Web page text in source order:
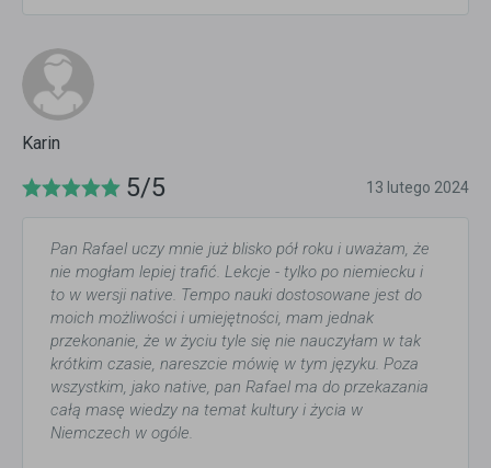
Karin
5/5 13 lutego 2024
Pan Rafael uczy mnie już blisko pół roku i uważam, że
nie mogłam lepiej trafić. Lekcje - tylko po niemiecku i
to w wersji native. Tempo nauki dostosowane jest do
moich możliwości i umiejętności, mam jednak
przekonanie, że w życiu tyle się nie nauczyłam w tak
krótkim czasie, nareszcie mówię w tym języku. Poza
wszystkim, jako native, pan Rafael ma do przekazania
całą masę wiedzy na temat kultury i życia w
Niemczech w ogóle.